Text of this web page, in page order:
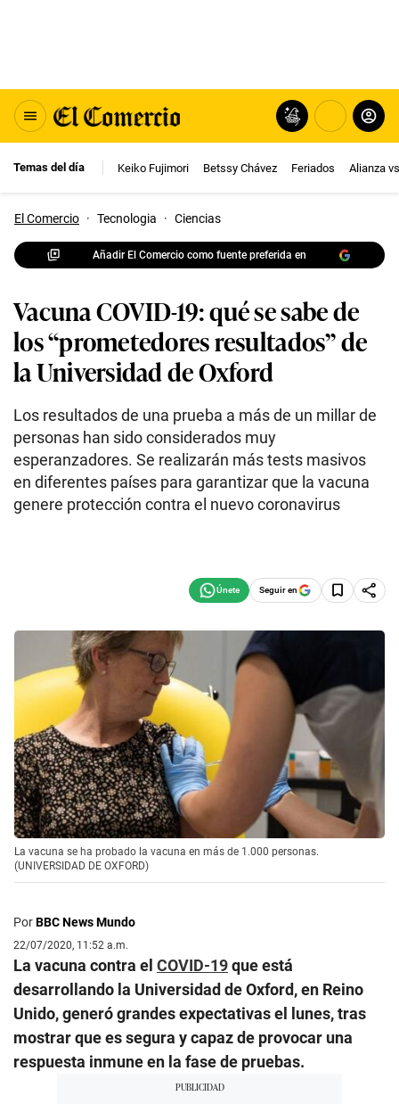
Temas del día Keiko Fujimori Betssy Chávez Feriados Alianza
El Comercio · Tecnologia · Ciencias
Añadir El Comercio como fuente preferida en
Vacuna COVID-19: qué se sabe de
los “prometedores resultados” de
la Universidad de Oxford
Los resultados de una prueba a más de un millar de
personas han sido considerados muy
esperanzadores. Se realizarán más tests masivos
en diferentes países para garantizar que la vacuna
genere protección contra el nuevo coronavirus
Seguir en
La vacuna se ha probado la vacuna en más de 1.000 personas.
(UNIVERSIDAD DE OXFORD)
PorBBC News Mundo
22/07/2020, 11:52 a.m.
La vacuna contra el COVID-19que está
desarrollando la Universidad de Oxford, en Reino
Unido, generó grandes expectativas el lunes, tras
mostrar que es segura y capaz de provocar una
respuesta inmune en la fase de pruebas.